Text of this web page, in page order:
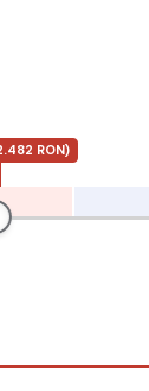
RON)